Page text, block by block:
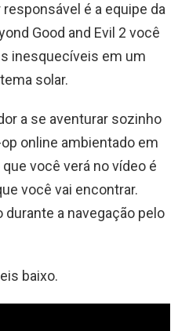
é a equipe da
Good and Evil 2 você
inesquecíveis em um
solar.
a se aventurar sozinho
online ambientado em
você verá no vídeo é
você vai encontrar.
a navegação pelo
baixo.